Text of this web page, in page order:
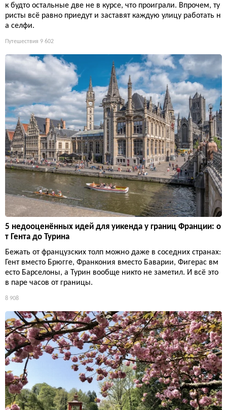
к будто остальные две не в курсе, что проиграли. Впрочем, ту
ристы всё равно приедут и заставят каждую улицу работать н
а селфи.
Путешествия 9 602
5 недооценённых идей для уикенда у границ Франции: о
т Гента до Турина
Бежать от французских толп можно даже в соседних странах:
Гент вместо Брюгге, Франкония вместо Баварии, Фигерас вм
есто Барселоны, а Турин вообще никто не заметил. И всё это
в паре часов от границы.
8 908